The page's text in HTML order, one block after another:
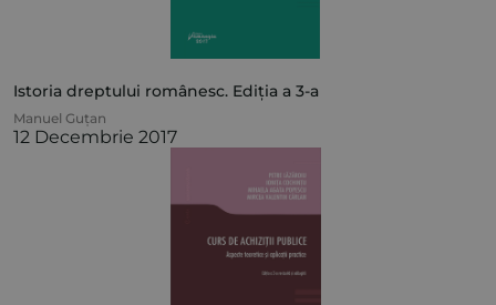
Istoria dreptului românesc. Ediția a 3-a
Manuel Guțan
12 Decembrie 2017